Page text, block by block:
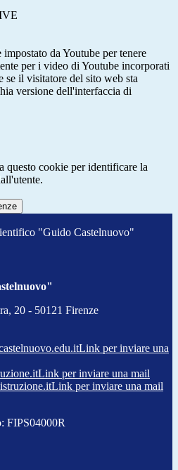
da Youtube per tenere
per i video di Youtube incorporati
se il visitatore del sito web sta
versione dell'interfaccia di
questo cookie per identificare la
"Guido Castelnuovo"
20 - 50121 Firenze
Link per inviare una
Link per inviare una mail
Link per inviare una mail
FIPS04000R